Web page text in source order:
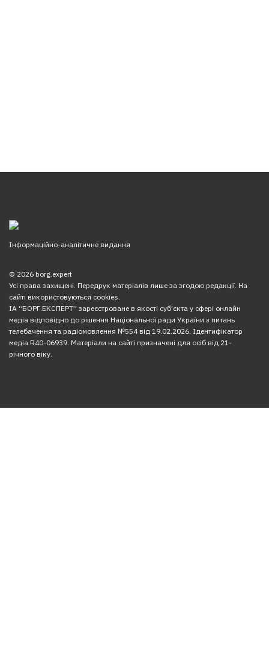
Інформаційно-аналітичне видання
© 2026 borg.expert
Усі права захищені. Передрук матеріалів лише за згодою редакції. На
сайті використовуються cookies.
ІА “БОРГ.ЕКСПЕРТ” зареєстроване в якості суб’єкта у сфері онлайн
медіа відповідно до рішення Національної ради України з питань
телебачення та радіомовлення №554 від 19.02.2026. Ідентифікатор
медіа R40-06939. Матеріали на сайті призначені для осіб від 21-
річного віку.